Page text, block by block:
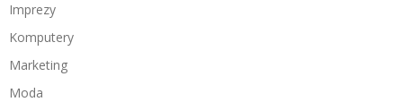
Imprezy
Komputery
Marketing
Moda